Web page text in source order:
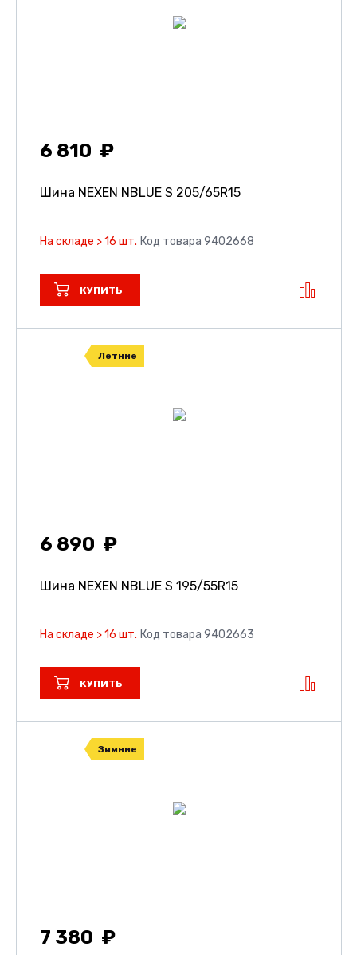
6 810
Шина NEXEN NBLUE S 205/65R15
На складе > 16 шт. Код товара 9402668
КУПИТЬ
Летние
6 890
Шина NEXEN NBLUE S 195/55R15
На складе > 16 шт. Код товара 9402663
КУПИТЬ
Зимние
7 380